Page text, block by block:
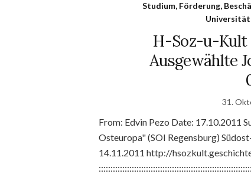
Studium, Förderung,
H-Soz-u-Kult
Ausgewählte
31.
From: Edvin Pezo Date: 17.10.2011
Osteuropa" (SOI Regensburg)
14.11.2011 http://